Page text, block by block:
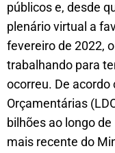
públicos e, desde
plenário virtual a
fevereiro de 2022,
trabalhando para
ocorreu. De acordo
Orçamentárias
bilhões ao longo
mais recente do